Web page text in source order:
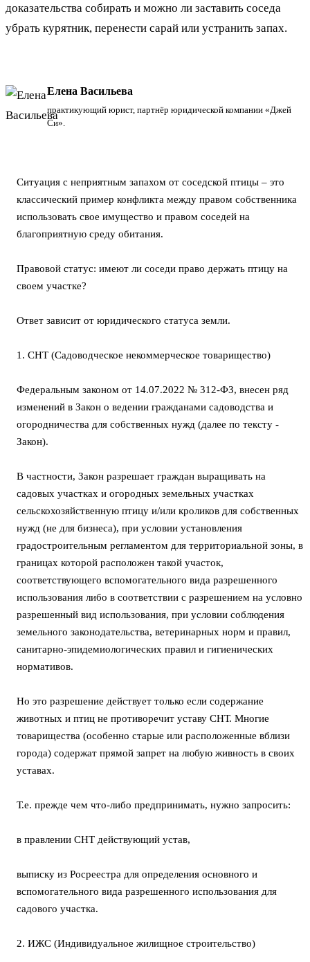
доказательства собирать и можно ли заставить соседа
убрать курятник, перенести сарай или устранить запах.
Елена Васильева
практикующий юрист, партнёр юридической компании «Джей
Си».
Ситуация с неприятным запахом от соседской птицы – это
классический пример конфликта между правом собственника
использовать свое имущество и правом соседей на
благоприятную среду обитания.
Правовой статус: имеют ли соседи право держать птицу на
своем участке?
Ответ зависит от юридического статуса земли.
1. СНТ (Садоводческое некоммерческое товарищество)
Федеральным законом от 14.07.2022 № 312-ФЗ, внесен ряд
изменений в Закон о ведении гражданами садоводства и
огородничества для собственных нужд (далее по тексту -
Закон).
В частности, Закон разрешает граждан выращивать на
садовых участках и огородных земельных участках
сельскохозяйственную птицу и/или кроликов для собственных
нужд (не для бизнеса), при условии установления
градостроительным регламентом для территориальной зоны, в
границах которой расположен такой участок,
соответствующего вспомогательного вида разрешенного
использования либо в соответствии с разрешением на условно
разрешенный вид использования, при условии соблюдения
земельного законодательства, ветеринарных норм и правил,
санитарно-эпидемиологических правил и гигиенических
нормативов.
Но это разрешение действует только если содержание
животных и птиц не противоречит уставу СНТ. Многие
товарищества (особенно старые или расположенные вблизи
города) содержат прямой запрет на любую живность в своих
уставах.
Т.е. прежде чем что-либо предпринимать, нужно запросить:
в правлении СНТ действующий устав,
выписку из Росреестра для определения основного и
вспомогательного вида разрешенного использования для
садового участка.
2. ИЖС (Индивидуальное жилищное строительство)